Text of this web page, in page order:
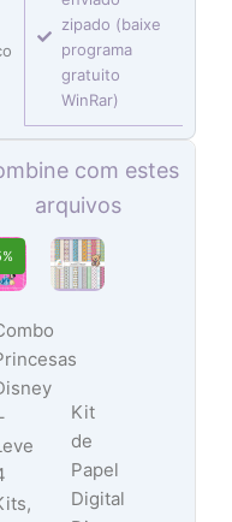
zipado (baixe
programa
gratuito
WinRar)
com estes
arquivos
59,60.
O
preço
atual
é:
R$ 44,70.
Kit
de
Papel
Digital